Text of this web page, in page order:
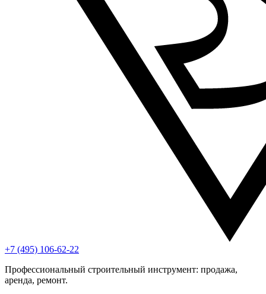
+7 (495) 106-62-22
Профессиональный строительный инструмент: продажа,
аренда, ремонт.